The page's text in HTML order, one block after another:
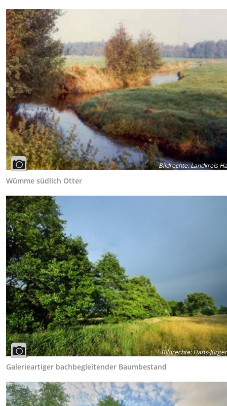
Bildrechte:Landkreis
Wümme südlich Otter
Bildrechte:Hans-
Galerieartiger bachbegleitender Baumbestand